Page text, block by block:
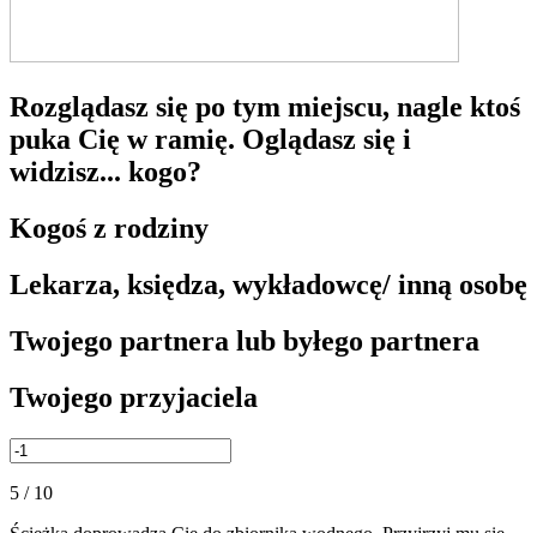
Rozglądasz się po tym miejscu, nagle ktoś
puka Cię w ramię. Oglądasz się i
widzisz... kogo?
Kogoś z rodziny
Lekarza, księdza, wykładowcę/ inną osobę
Twojego partnera lub byłego partnera
Twojego przyjaciela
5 / 10